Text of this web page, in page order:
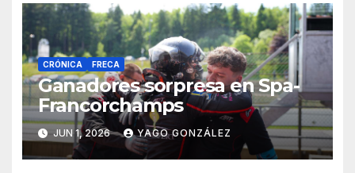
CRÓNICA FRECA
Ganadores sorpresa en Spa-
Francorchamps
JUN 1, 2026 YAGO GONZÁLEZ